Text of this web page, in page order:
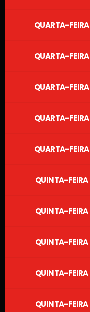
QUARTA-FEIRA
QUARTA-FEIRA
QUARTA-FEIRA
QUARTA-FEIRA
QUARTA-FEIRA
QUINTA-FEIRA
QUINTA-FEIRA
QUINTA-FEIRA
QUINTA-FEIRA
QUINTA-FEIRA